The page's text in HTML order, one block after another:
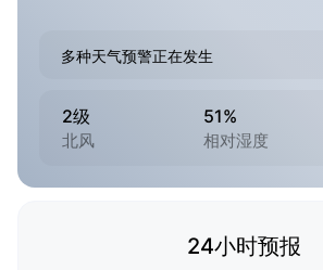
多种天气预警正在发生
2级
北风
51%
相对湿度
24小时预报